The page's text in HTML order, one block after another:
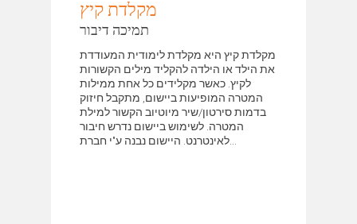
מקלדת קיץ
תמיכה דיבור
מקלדת קיץ היא מקלדת לימודית המעודדת
את הילד או הילדה להקליד מילים הקשורות
לקיץ. כאשר מקלידים כל אחת ממילות
המטרה המופיעות ביישום, מתקבל חיזוק
בדמות סירטון/שיר מיוטיוב הקשור למילת
המטרה. לשימוש ביישום נדרש חיבור